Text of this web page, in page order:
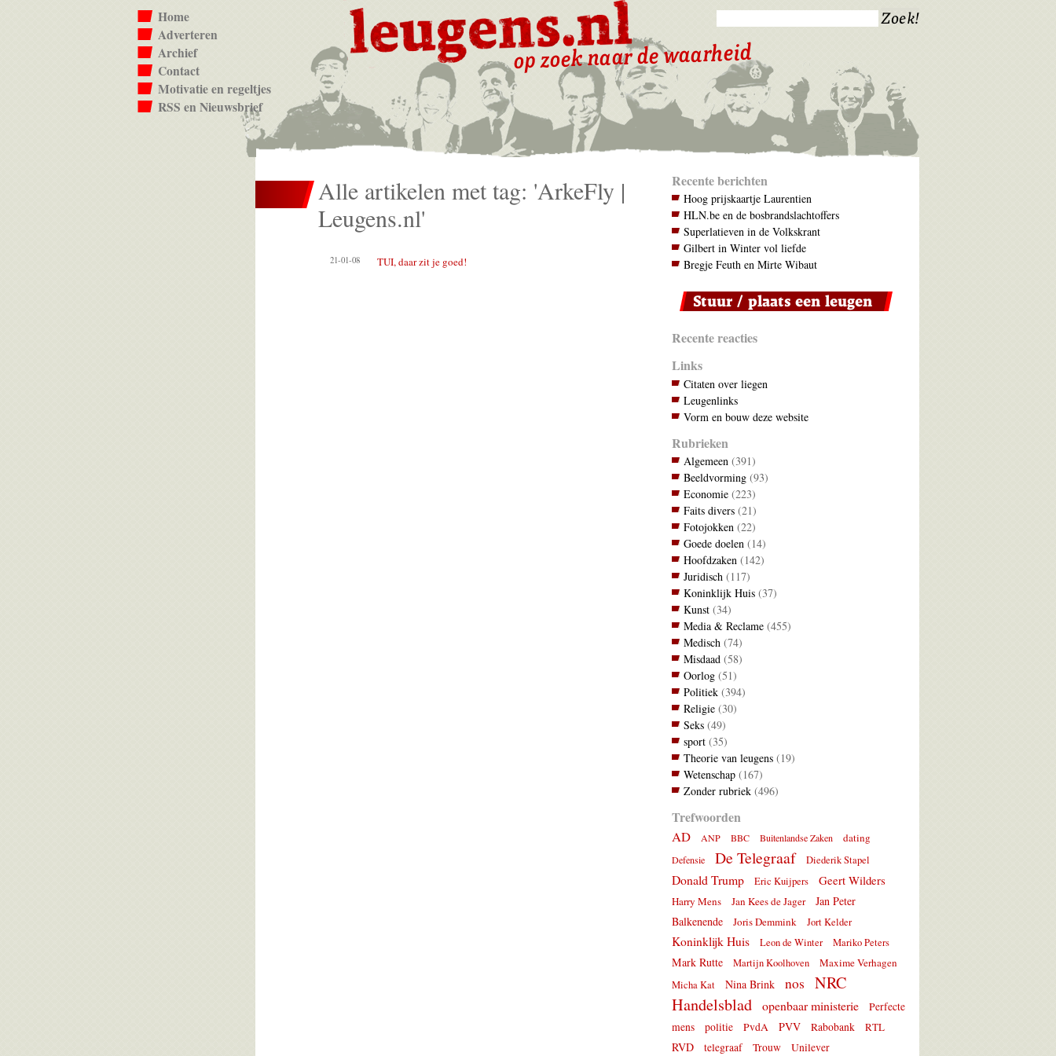
Home
Adverteren
Archief
Contact
Motivatie en regeltjes
RSS en Nieuwsbrief
Alle artikelen met tag: 'ArkeFly |
Leugens.nl'
21-01-08 TUI, daar zit je goed!
Recente berichten
Hoog prijskaartje Laurentien
HLN.be en de bosbrandslachtoffers
Superlatieven in de Volkskrant
Gilbert in Winter vol liefde
Bregje Feuth en Mirte Wibaut
Recente reacties
Links
Citaten over liegen
Leugenlinks
Vorm en bouw deze website
Rubrieken
Algemeen(391)
Beeldvorming(93)
Economie(223)
Faits divers(21)
Fotojokken(22)
Goede doelen(14)
Hoofdzaken(142)
Juridisch(117)
Koninklijk Huis(37)
Kunst(34)
Media & Reclame(455)
Medisch(74)
Misdaad(58)
Oorlog(51)
Politiek(394)
Religie(30)
Seks(49)
sport(35)
Theorie van leugens(19)
Wetenschap(167)
Zonder rubriek(496)
Trefwoorden
AD
ANP BBC Buitenlandse Zaken dating
Defensie De Telegraaf Diederik Stapel
Donald Trump Eric Kuijpers Geert Wilders
Harry Mens Jan Kees de Jager
Jan Peter
Balkenende
Joris Demmink Jort Kelder
Koninklijk Huis Leon de Winter Mariko Peters
Mark Rutte Martijn Koolhoven Maxime Verhagen
Micha Kat Nina Brink nos
NRC
Handelsblad
openbaar ministerie
Perfecte
mens
politie PvdA PVV Rabobank RTL
RVD telegraaf Trouw Unilever